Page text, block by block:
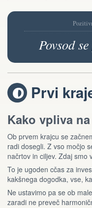
Povsod
T Prvi
Kako vpliva
Ob prvem krajcu se
radi dosegli. Z vso močjo
načrtov in ciljev. Zdaj smo
To je ugoden cčas za
kakšnega dogodka, vse,
Ne ustavimo pa se ob
zaradi ne preveč